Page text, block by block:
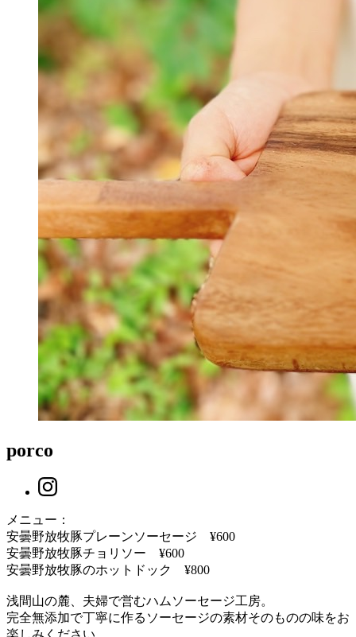
porco
メニュー：
安曇野放牧豚プレーンソーセージ ¥600
安曇野放牧豚チョリソー ¥600
安曇野放牧豚のホットドック ¥800
浅間山の麓、夫婦で営むハムソーセージ工房。
完全無添加で丁寧に作るソーセージの素材そのものの味をお
楽しみください。